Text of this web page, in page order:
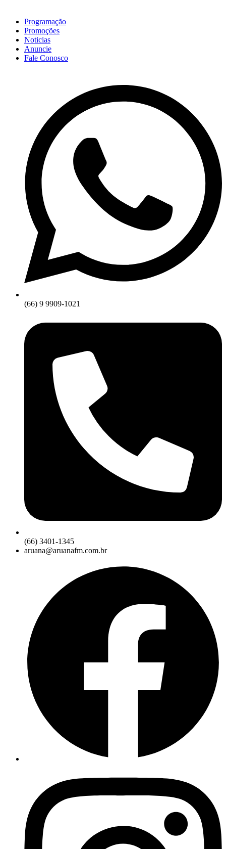
Programação
Promoções
Noticias
Anuncie
Fale Conosco
(66) 9 9909-1021
(66) 3401-1345
aruana@aruanafm.com.br